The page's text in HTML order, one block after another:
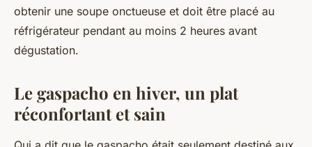
obtenir une soupe onctueuse et doit être placé au
réfrigérateur pendant au moins 2 heures avant
dégustation.
Le gaspacho en hiver, un plat
réconfortant et sain